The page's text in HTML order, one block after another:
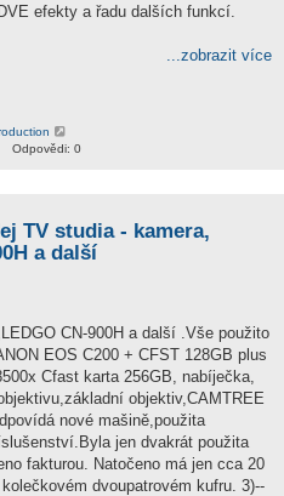
efekty a řadu dalších funkcí.
...zobrazit více
Odpovědi: 0
TV studia - kamera,
a další
CN-900H a další .Vše použito
EOS C200 + CFST 128GB plus
Cfast karta 256GB, nabíječka,
objektiv,CAMTREE
nové mašině,použita
jen dvakrát použita
fakturou. Natočeno má jen cca 20
dvoupatrovém kufru. 3)--